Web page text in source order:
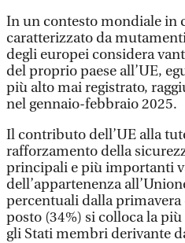
In un contesto mondiale in
caratterizzato da
degli europei considera
del proprio paese all’UE,
più alto mai registrato,
nel gennaio-febbraio 2025.
Il contributo dell’UE alla
rafforzamento della
principali e più importanti
dell’appartenenza
percentuali dalla primavera
posto (34%) si colloca la
gli Stati membri derivante